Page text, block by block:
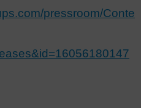
pressroom/Conte